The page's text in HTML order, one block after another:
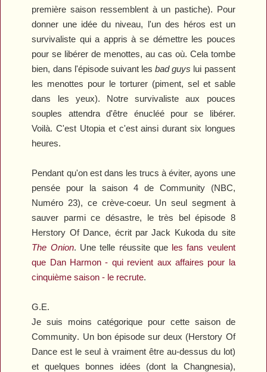
première saison ressemblent à un pastiche). Pour
donner une idée du niveau, l'un des héros est un
survivaliste qui a appris à se démettre les pouces
pour se libérer de menottes, au cas où. Cela tombe
bien, dans l'épisode suivant lesbad guys lui passent
les menottes pour le torturer (piment, sel et sable
dans les yeux). Notre survivaliste aux pouces
souples attendra d'être énucléé pour se libérer.
Voilà. C'est Utopiaet c'est ainsi durant six longues
heures.
Pendant qu'on est dans les trucs à éviter, ayons une
pensée pour la saison 4 de Community(NBC,
Numéro 23), ce crève-coeur. Un seul segment à
sauver parmi ce désastre, le très bel épisode 8
Herstory Of Dance, écrit par Jack Kukoda du site
The Onion. Une telle réussite que les fans veulent
que Dan Harmon - qui revient aux affaires pour la
cinquième saison - le recrute.
G.E.
Je suis moins catégorique pour cette saison de
Community. Un bon épisode sur deux (Herstory Of
Dance est le seul à vraiment être au-dessus du lot)
et quelques bonnes idées (dont la Changnesia),